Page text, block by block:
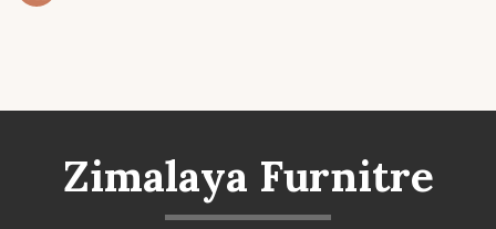
Zimalaya Furnitre